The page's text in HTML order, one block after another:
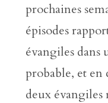
prochaines
épisodes
évangiles
probable, et
deux